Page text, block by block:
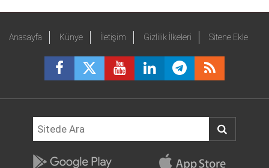
Anasayfa Künye İletişim Gizlilik İlkeleri Sitene Ekle